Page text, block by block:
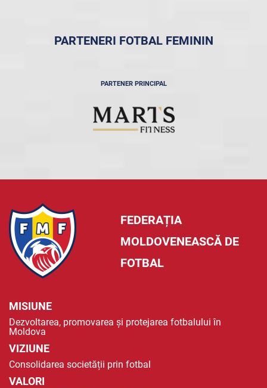
PARTENERI FOTBAL FEMININ
PARTENER PRINCIPAL
FEDERAȚIA
MOLDOVENEASCĂ DE
FOTBAL
MISIUNE
Dezvoltarea, promovarea și protejarea fotbalului în
Moldova
VIZIUNE
Consolidarea societății prin fotbal
VALORI